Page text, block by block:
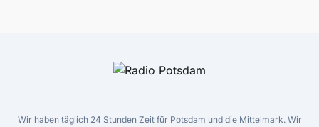
Wir haben täglich 24 Stunden Zeit für Potsdam und die Mittelmark. Wir